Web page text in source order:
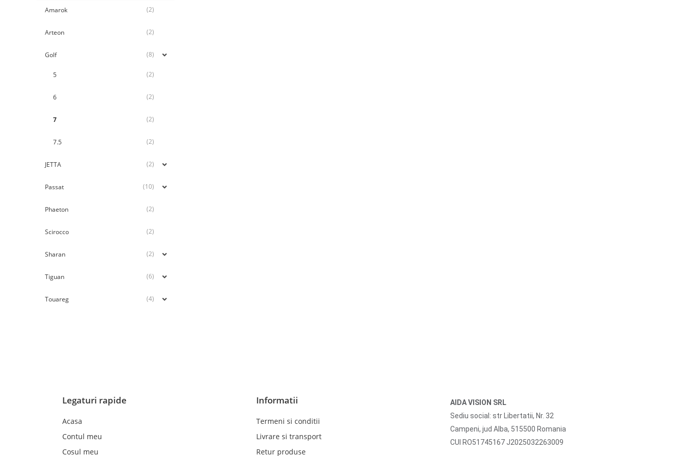
Amarok (2)
Arteon (2)
Golf (8)
5 (2)
6 (2)
7 (2)
7.5 (2)
JETTA (2)
Passat (10)
Phaeton (2)
Scirocco (2)
Sharan (2)
Tiguan (6)
Touareg (4)
Legaturi rapide
Acasa
Contul meu
Cosul meu
Informatii
Termeni si conditii
Livrare si transport
Retur produse
AIDA VISION SRL
Sediu social: str Libertatii, Nr. 32
Campeni, jud Alba, 515500 Romania
CUI RO51745167 J2025032263009